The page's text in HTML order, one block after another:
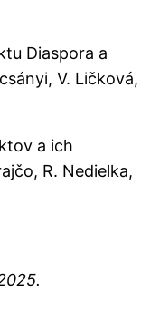
Diaspora a
V. Ličková,
a ich
R. Nedielka,